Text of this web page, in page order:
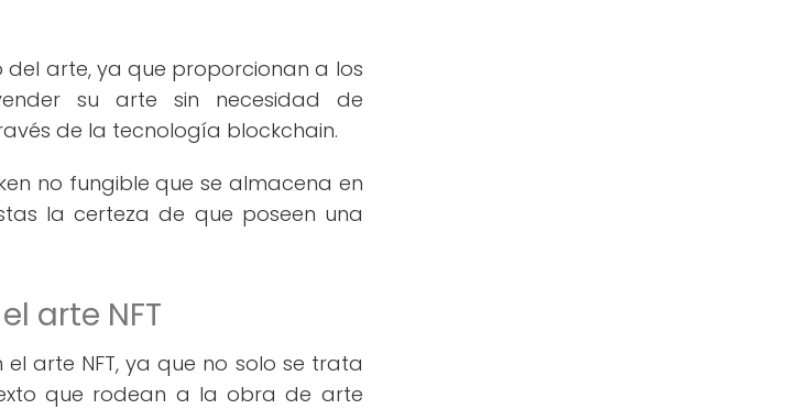
del arte, ya que proporcionan a los
su arte sin necesidad de
de la tecnología blockchain.
no fungible que se almacena en
la certeza de que poseen una
arte NFT
arte NFT, ya que no solo se trata
que rodean a la obra de arte